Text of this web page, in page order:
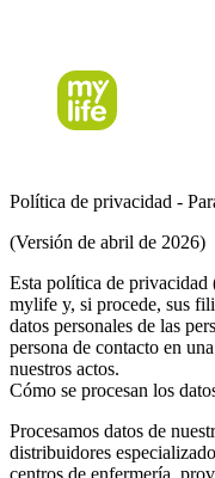
Política de privacidad -
(Versión de abril de 2026)
Esta política de privacidad
mylife y, si procede, sus
datos personales de las
persona de contacto en
nuestros actos.
Cómo se procesan los
Procesamos datos de
distribuidores
centros de enfermería,